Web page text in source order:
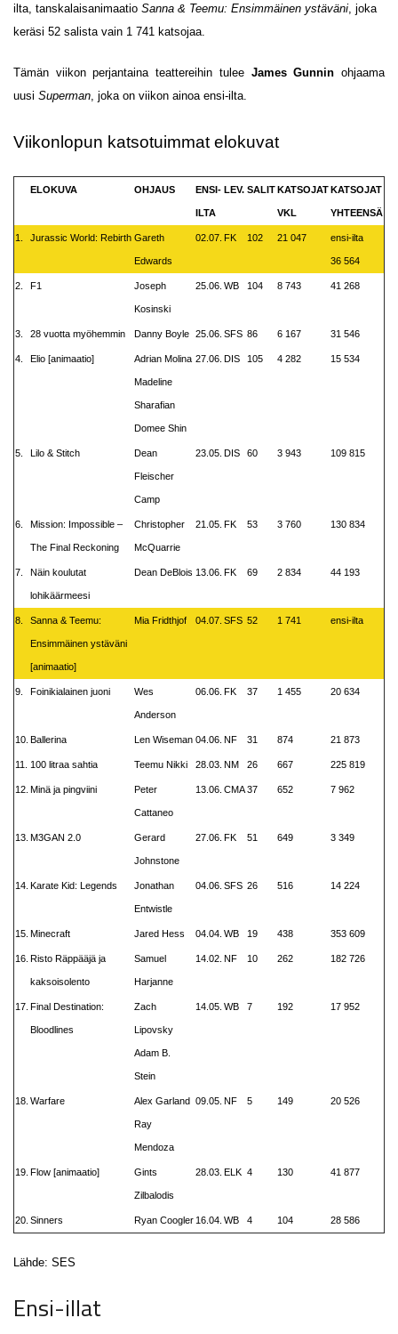
ilta, tanskalaisanimaatio Sanna & Teemu: Ensimmäinen ystäväni , joka
keräsi 52 salista vain 1 741 katsojaa.
Tämän viikon perjantaina teattereihin tulee James Gunnin ohjaama
uusi Superman , joka on viikon ainoa ensi-ilta.
Viikonlopun katsotuimmat elokuvat
ELOKUVA OHJAUS ENSI-
ILTA
LEV. SALITKATSOJAT
VKL
KATSOJAT
YHTEENSÄ
1. Jurassic World: Rebirth Gareth
Edwards
02.07. FK 102 21 047 ensi-ilta
36 564
2. F1 Joseph
Kosinski
25.06. WB 104 8 743 41 268
3. 28 vuotta myöhemmin Danny Boyle 25.06. SFS 86 6 167 31 546
4. Elio [animaatio] Adrian Molina
Madeline
Sharafian
Domee Shin
27.06. DIS 105 4 282 15 534
5. Lilo & Stitch Dean
Fleischer
Camp
23.05. DIS 60 3 943 109 815
6. Mission: Impossible –
The Final Reckoning
Christopher
McQuarrie
21.05. FK 53 3 760 130 834
7. Näin koulutat
lohikäärmeesi
Dean DeBlois 13.06. FK 69 2 834 44 193
8. Sanna & Teemu:
Ensimmäinen ystäväni
[animaatio]
Mia Fridthjof 04.07. SFS 52 1 741 ensi-ilta
9. Foinikialainen juoni Wes
Anderson
06.06. FK 37 1 455 20 634
10. Ballerina Len Wiseman 04.06. NF 31 874 21 873
11. 100 litraa sahtia Teemu Nikki 28.03. NM 26 667 225 819
12. Minä ja pingviini Peter
Cattaneo
13.06. CMA37 652 7 962
13. M3GAN 2.0 Gerard
Johnstone
27.06. FK 51 649 3 349
14. Karate Kid: Legends Jonathan
Entwistle
04.06. SFS 26 516 14 224
15. Minecraft Jared Hess 04.04. WB 19 438 353 609
16. Risto Räppääjä ja
kaksoisolento
Samuel
Harjanne
14.02. NF 10 262 182 726
17. Final Destination:
Bloodlines
Zach
Lipovsky
Adam B.
Stein
14.05. WB 7 192 17 952
18. Warfare Alex Garland
Ray
Mendoza
09.05. NF 5 149 20 526
19. Flow [animaatio] Gints
Zilbalodis
28.03. ELK 4 130 41 877
20. Sinners Ryan Coogler 16.04. WB 4 104 28 586
Lähde: SES
Ensi-illat